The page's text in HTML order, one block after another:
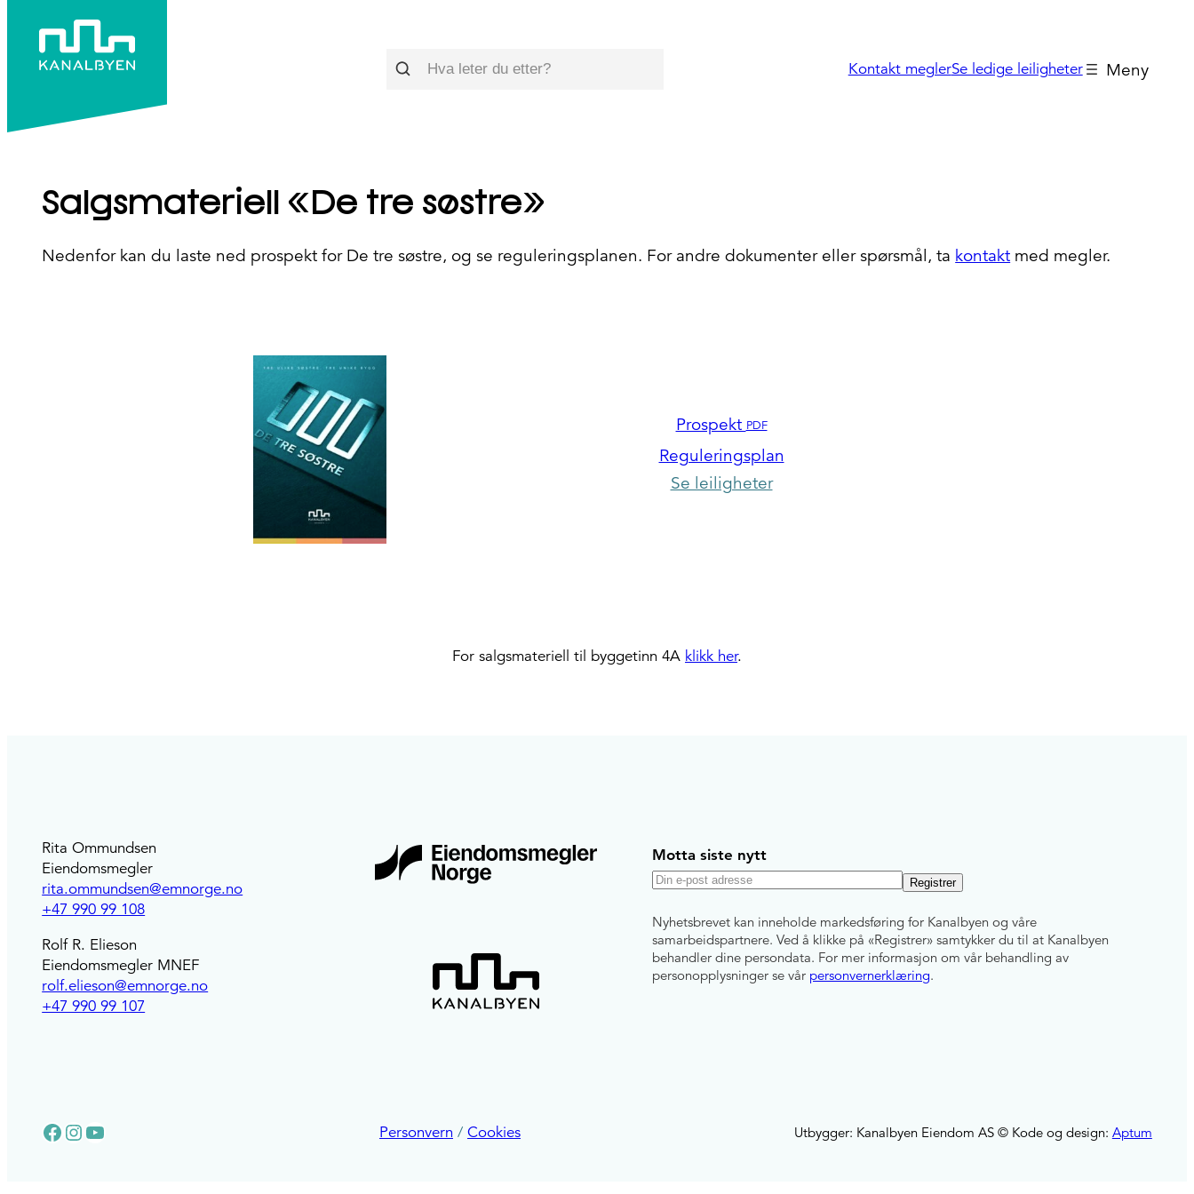
Søk Kontakt meglerSe ledige leiligheter
Salgsmateriell «De tre søstre»
Nedenfor kan du laste ned prospekt for De tre søstre, og se reguleringsplanen. For andre dokumenter eller spørsmål, ta kontakt med megler.
Prospekt PDF
Reguleringsplan
Se leiligheter
For salgsmateriell til byggetinn 4A klikk her.
Rita Ommundsen
Eiendomsmegler
rita.ommundsen@emnorge.no
+47 990 99 108
Rolf R. Elieson
Eiendomsmegler MNEF
rolf.elieson@emnorge.no
+47 990 99 107
Motta siste nytt
E
p
o
s
Nyhetsbrevet kan inneholde markedsføring for Kanalbyen og våre
samarbeidspartnere. Ved å klikke på «Registrer» samtykker du til at Kanalbyen
behandler dine persondata. For mer informasjon om vår behandling av
personopplysninger se vår personvernerklæring.
Facebook
Instagram
YouTube Personvern / Cookies Utbygger: Kanalbyen Eiendom AS © Kode og design: Aptum